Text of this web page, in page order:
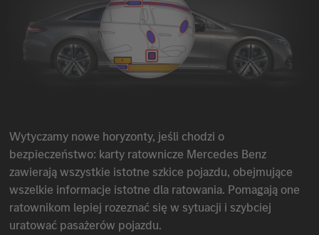
Wytyczamy nowe horyzonty, jeśli chodzi o
bezpieczeństwo: karty ratownicze Mercedes Benz
zawierają wszystkie istotne szkice pojazdu, obejmujące
wszelkie informacje istotne dla ratowania. Pomagają one
ratownikom lepiej rozeznać się w sytuacji i szybciej
uratować pasażerów pojazdu.